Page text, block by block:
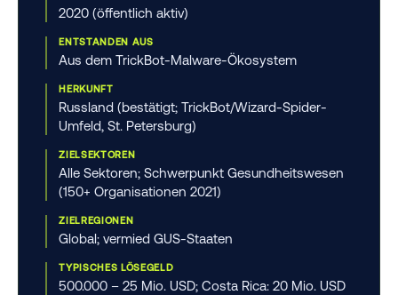
2020 (öffentlich aktiv)
ENTSTANDEN AUS
Aus dem TrickBot-Malware-Ökosystem
HERKUNFT
Russland (bestätigt; TrickBot/Wizard-Spider-
Umfeld, St. Petersburg)
ZIELSEKTOREN
Alle Sektoren; Schwerpunkt Gesundheitswesen
(150+ Organisationen 2021)
ZIELREGIONEN
Global; vermied GUS-Staaten
TYPISCHES LÖSEGELD
500.000 – 25 Mio. USD; Costa Rica: 20 Mio. USD